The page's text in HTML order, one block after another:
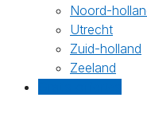
Noord-
Utrecht
Zuid-holland
Zeeland